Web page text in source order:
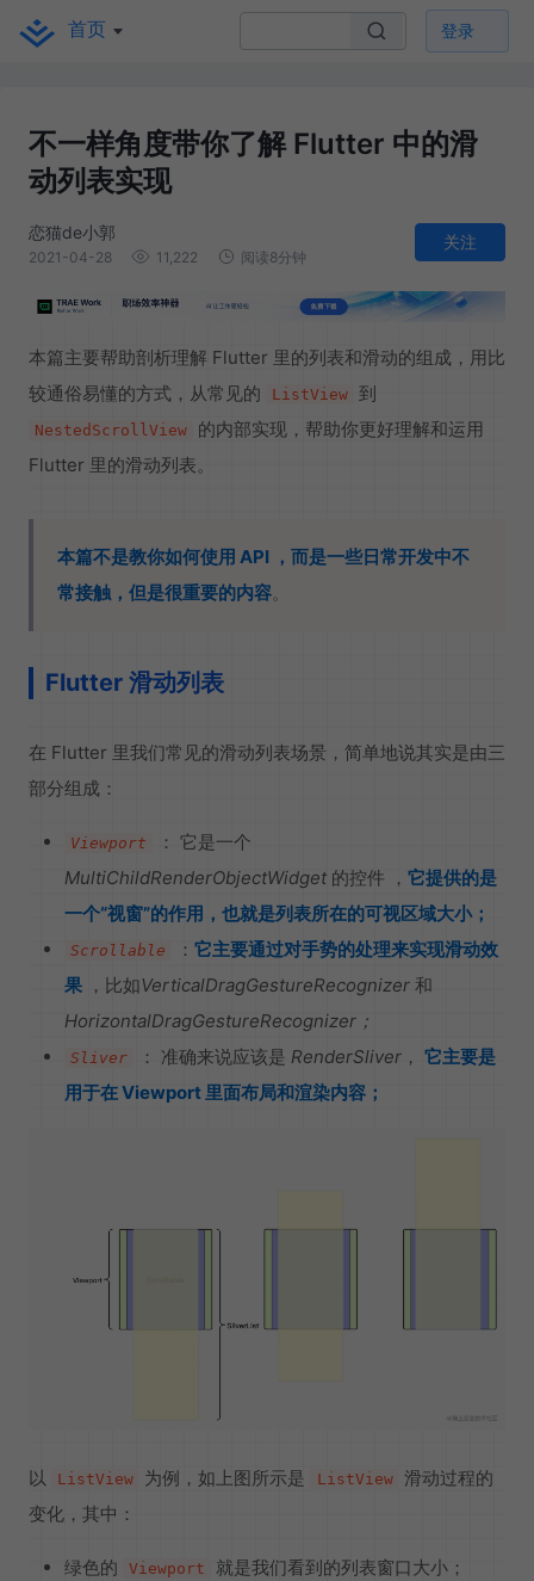
首页 登录
不一样角度带你了解 Flutter 中的滑
动列表实现
恋猫de小郭
2021-04-28 11,222 阅读8分钟
关注
本篇主要帮助剖析理解 Flutter 里的列表和滑动的组成，用比
较通俗易懂的方式，从常见的
ListView 到
NestedScrollView
的内部实现，帮助你更好理解和运用
Flutter 里的滑动列表。
本篇不是教你如何使用 API ，而是一些日常开发中不
常接触，但是很重要的内容。
Flutter 滑动列表
在 Flutter 里我们常见的滑动列表场景，简单地说其实是由三
部分组成：
Viewport
： 它是一个
MultiChildRenderObjectWidget 的控件 ， 它提供的是
一个“视窗”的作用，也就是列表所在的可视区域大小；
Scrollable ：它主要通过对手势的处理来实现滑动效
果 ，比如VerticalDragGestureRecognizer 和
HorizontalDragGestureRecognizer；
Sliver ： 准确来说应该是 RenderSliver ，它主要是
用于在 Viewport 里面布局和渲染内容；
以 ListView 为例，如上图所示是 ListView
滑动过程的
变化，其中：
绿色的 Viewport
就是我们看到的列表窗口大小；